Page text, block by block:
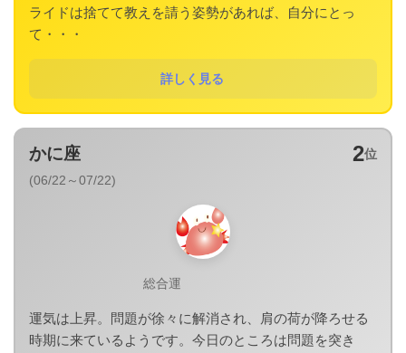
ライドは捨てて教えを請う姿勢があれば、自分にとっ
て・・・
詳しく見る
2位
かに座
(06/22～07/22)
総合運
運気は上昇。問題が徐々に解消され、肩の荷が降ろせる
時期に来ているようです。今日のところは問題を突き